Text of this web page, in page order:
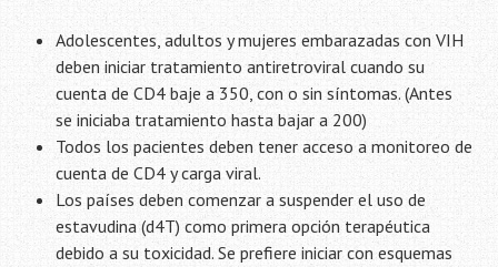
Adolescentes, adultos y mujeres embarazadas con VIH
deben iniciar tratamiento antiretroviral cuando su
cuenta de CD4 baje a 350, con o sin síntomas. (Antes
se iniciaba tratamiento hasta bajar a 200)
Todos los pacientes deben tener acceso a monitoreo de
cuenta de CD4 y carga viral.
Los países deben comenzar a suspender el uso de
estavudina (d4T) como primera opción terapéutica
debido a su toxicidad. Se prefiere iniciar con esquemas